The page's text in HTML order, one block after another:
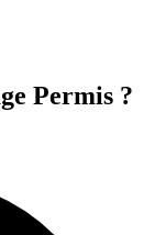
Permis ?